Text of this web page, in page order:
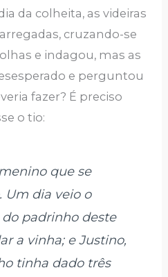
da colheita, as videiras
cruzando-se
e indagou, mas as
e perguntou
fazer? É preciso
o tio:
que se
Um dia veio o
padrinho deste
a vinha; e Justino,
tinha dado três